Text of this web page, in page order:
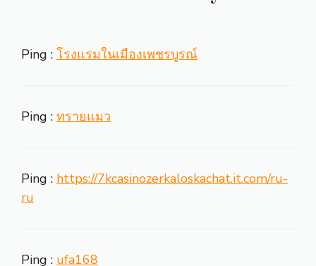
Ping : โรงแรมในเมืองเพชรบูรณ์
Ping : ทรายแมว
Ping : https://7kcasinozerkaloskachat.it.com/ru-
ru
Ping : ufa168